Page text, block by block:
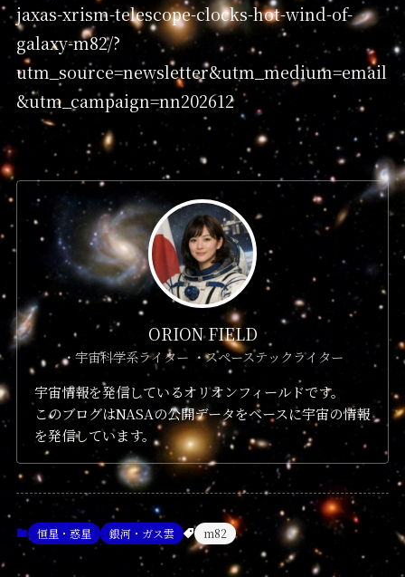
jaxas-xrism-telescope-clocks-hot-wind-of-
galaxy-m82/?
utm_source=newsletter&utm_medium=email
&utm_campaign=nn202612
ORION FIELD
・宇宙科学系ライター ・スペーステックライター
宇宙情報を発信しているオリオンフィールドです。
このブログはNASAの公開データをベースに宇宙の情報
を発信しています。
恒星・惑星 銀河・ガス雲 m82